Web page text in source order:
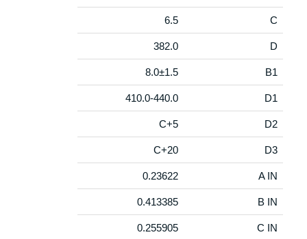
C
6.5
D
382.0
B1
8.0±1.5
D1
410.0-440.0
D2
C+5
D3
C+20
A IN
0.23622
B IN
0.413385
C IN
0.255905